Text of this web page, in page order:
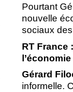
Pourtant
nouvelle
sociaux
RT France
Gérard
informelle.